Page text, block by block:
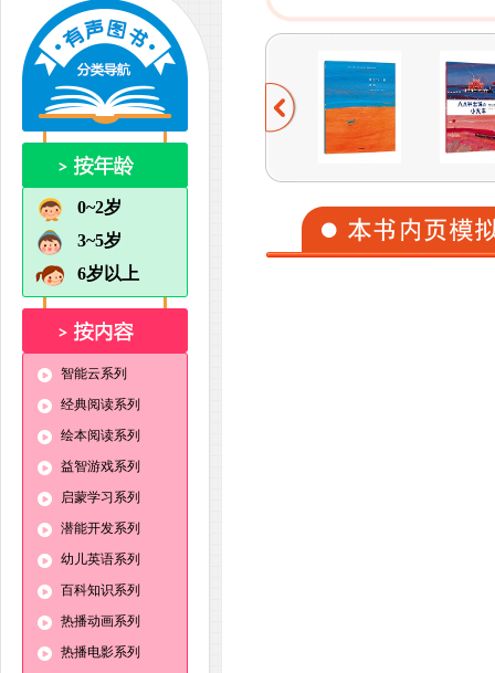
0~2岁
3~5岁
6岁以上
智能云系列
经典阅读系列
绘本阅读系列
益智游戏系列
启蒙学习系列
潜能开发系列
幼儿英语系列
百科知识系列
热播动画系列
热播电影系列